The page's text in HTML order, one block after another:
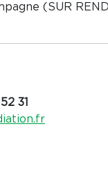
(SUR
31